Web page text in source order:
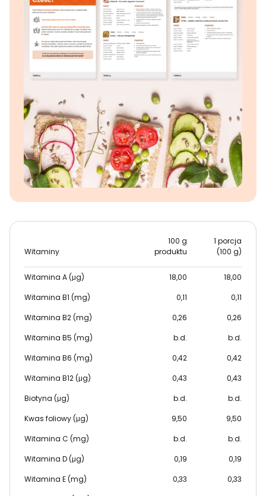
Witaminy
100 g
produktu
1 porcja
(100 g)
Witamina A (μg) 18,00
18,00
Witamina B1 (mg)
0,11
0,11
Witamina B2 (mg)
0,26
0,26
Witamina B5 (mg)
b.d.
b.d.
Witamina B6 (mg)
0,42
0,42
Witamina B12 (μg)
0,43
0,43
Biotyna (μg)
b.d.
b.d.
Kwas foliowy (μg)
9,50
9,50
Witamina C (mg)
b.d.
b.d.
Witamina D (μg)
0,19
0,19
Witamina E (mg)
0,33
0,33